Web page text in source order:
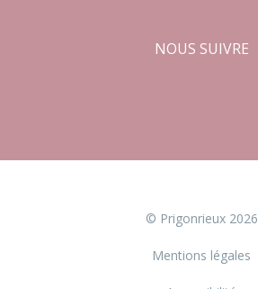
NOUS SUIVRE
© Prigonrieux 2026
Mentions légales